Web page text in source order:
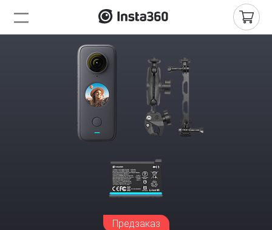
Предзаказ